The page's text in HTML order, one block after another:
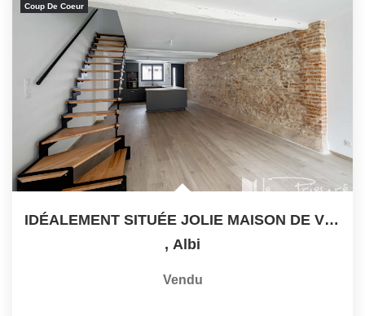
Coup De Coeur
IDÉALEMENT SITUÉE JOLIE MAISON DE VILLE T4 AVEC COUR A 8...
, Albi
Vendu